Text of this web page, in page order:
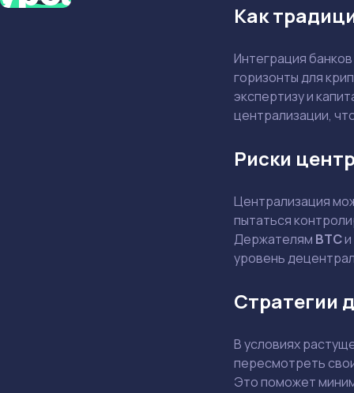
Как
Интеграция
горизонты для
экспертизу и
централизации,
Риски
Централизация
пытаться
Держателям BTCи
уровень
Стратегии
В условиях
пересмотреть
Это поможет